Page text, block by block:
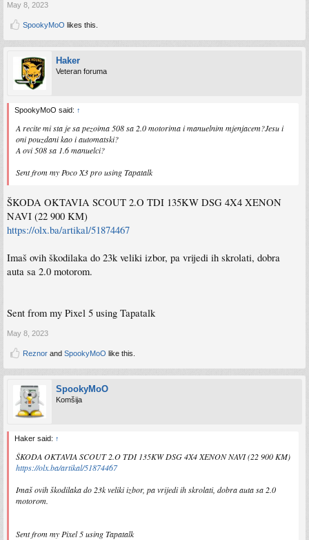
May 8, 2023
SpookyMoO likes this.
Haker
Veteran foruma
SpookyMoO said: ↑
A recite mi sta je sa pezoima 508 sa 2.0 motorima i manuelnim mjenjacem?Jesu i
oni pouzdani kao i automatski?
A ovi 508 sa 1.6 manuelci?
Sent from my Poco X3 pro using Tapatalk
ŠKODA OKTAVIA SCOUT 2.O TDI 135KW DSG 4X4 XENON
NAVI (22 900 KM)
https://olx.ba/artikal/51874467
Imaš ovih škodilaka do 23k veliki izbor, pa vrijedi ih skrolati, dobra
auta sa 2.0 motorom.
Sent from my Pixel 5 using Tapatalk
May 8, 2023
Reznor and SpookyMoO like this.
SpookyMoO
Komšija
Haker said: ↑
ŠKODA OKTAVIA SCOUT 2.O TDI 135KW DSG 4X4 XENON NAVI (22 900 KM)
https://olx.ba/artikal/51874467
Imaš ovih škodilaka do 23k veliki izbor, pa vrijedi ih skrolati, dobra auta sa 2.0
motorom.
Sent from my Pixel 5 using Tapatalk